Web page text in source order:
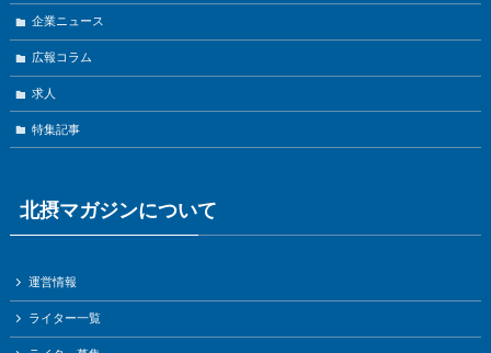
企業ニュース
広報コラム
求人
特集記事
北摂マガジンについて
運営情報
ライター一覧